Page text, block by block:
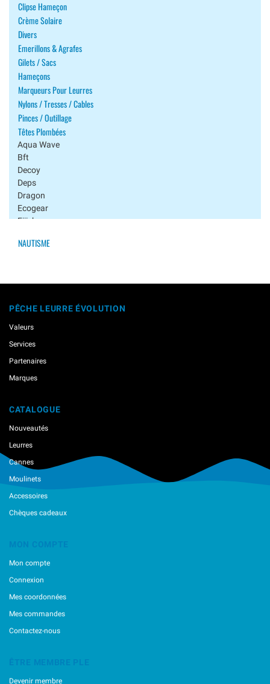
Clipse Hameçon
Crème Solaire
Divers
Emerillons & Agrafes
Gilets / Sacs
Hameçons
Marqueurs Pour Leurres
Nylons / Tresses / Cables
Pinces / Outillage
Têtes Plombées
Aqua Wave
Bft
Decoy
Deps
Dragon
Ecogear
Fiiish
Fish Arrow
Hookers
Keitech
Longasbaits
Megabass
Musaga
Ragot
Sakura
Savage Gear
Smith
Spro
Svartzonker
Tiemco
VolkiËn
Westin
Zappu
NAUTISME
PÊCHE LEURRE ÉVOLUTION
Valeurs
Services
Partenaires
Marques
CATALOGUE
Nouveautés
Leurres
Cannes
Moulinets
Accessoires
Chèques cadeaux
MON COMPTE
Mon compte
Connexion
Mes coordonnées
Mes commandes
Contactez-nous
ÊTRE MEMBRE PLE
Devenir membre